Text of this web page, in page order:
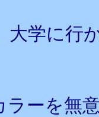
大学に行
ラーを無